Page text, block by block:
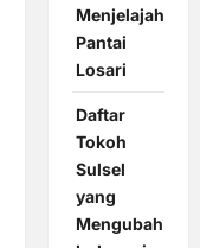
Menjelajah
Pantai
Losari
Daftar
Tokoh
Sulsel
yang
Mengubah